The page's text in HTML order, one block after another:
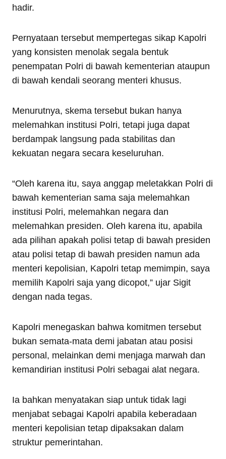
hadir.
Pernyataan tersebut mempertegas sikap Kapolri
yang konsisten menolak segala bentuk
penempatan Polri di bawah kementerian ataupun
di bawah kendali seorang menteri khusus.
Menurutnya, skema tersebut bukan hanya
melemahkan institusi Polri, tetapi juga dapat
berdampak langsung pada stabilitas dan
kekuatan negara secara keseluruhan.
“Oleh karena itu, saya anggap meletakkan Polri di
bawah kementerian sama saja melemahkan
institusi Polri, melemahkan negara dan
melemahkan presiden. Oleh karena itu, apabila
ada pilihan apakah polisi tetap di bawah presiden
atau polisi tetap di bawah presiden namun ada
menteri kepolisian, Kapolri tetap memimpin, saya
memilih Kapolri saja yang dicopot,” ujar Sigit
dengan nada tegas.
Kapolri menegaskan bahwa komitmen tersebut
bukan semata-mata demi jabatan atau posisi
personal, melainkan demi menjaga marwah dan
kemandirian institusi Polri sebagai alat negara.
Ia bahkan menyatakan siap untuk tidak lagi
menjabat sebagai Kapolri apabila keberadaan
menteri kepolisian tetap dipaksakan dalam
struktur pemerintahan.